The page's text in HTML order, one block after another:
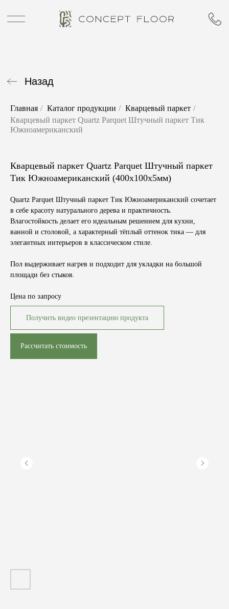
Главная / Каталог продукции / Кварцевый паркет /
Кварцевый паркет Quartz Parquet Штучный паркет Тик
Южноамериканский
Кварцевый паркет Quartz Parquet Штучный паркет
Тик Южноамериканский (400х100х5мм)
Quartz Parquet Штучный паркет Тик Южноамериканский сочетает
в себе красоту натурального дерева и практичность.
Влагостойкость делает его идеальным решением для кухни,
ванной и столовой, а характерный тёплый оттенок тика — для
элегантных интерьеров в классическом стиле.
Пол выдерживает нагрев и подходит для укладки на большой
площади без стыков.
Цена по запросу
Получить видео презентацию продукта
Рассчитать стоимость